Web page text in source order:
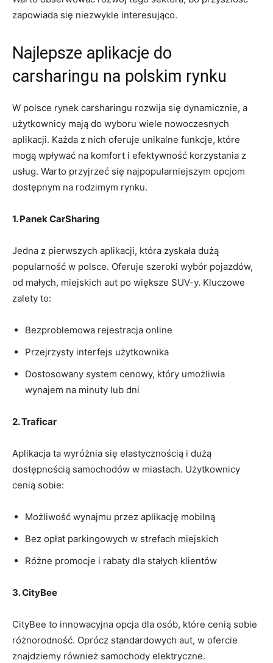
zapowiada się niezwykle interesująco.
Najlepsze aplikacje do
carsharingu na polskim rynku
W polsce rynek carsharingu rozwija się dynamicznie, a
użytkownicy mają do wyboru wiele nowoczesnych
aplikacji. Każda z nich oferuje unikalne funkcje, które
mogą wpływać na komfort i efektywność korzystania z
usług. Warto przyjrzeć się najpopularniejszym opcjom
dostępnym na rodzimym rynku.
1. Panek CarSharing
Jedna z pierwszych aplikacji, która zyskała dużą
popularność w polsce. Oferuje szeroki wybór pojazdów,
od małych, miejskich aut po większe SUV-y. Kluczowe
zalety to:
Bezproblemowa rejestracja online
Przejrzysty interfejs użytkownika
Dostosowany system cenowy, który umożliwia
wynajem na minuty lub dni
2. Traficar
Aplikacja ta wyróżnia się elastycznością i dużą
dostępnością samochodów w miastach. Użytkownicy
cenią sobie:
Możliwość wynajmu przez aplikację mobilną
Bez opłat parkingowych w strefach miejskich
Różne promocje i rabaty dla stałych klientów
3. CityBee
CityBee to innowacyjna opcja dla osób, które cenią sobie
różnorodność. Oprócz standardowych aut, w ofercie
znajdziemy również samochody elektryczne.